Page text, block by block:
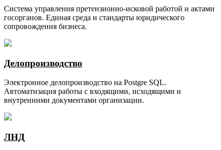
Система управления претензионно-исковой работой и актами
госорганов. Единая среда и стандарты юридического
сопровождения бизнеса.
Делопроизводство
Электронное делопроизводство на Postgre SQL.
Автоматизация работы с входящими, исходящими и
внутренними документами организации.
ЛНД